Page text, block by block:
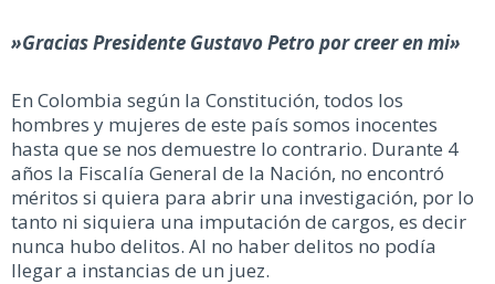
»Gracias Presidente Gustavo Petro por creer en mi»
En Colombia según la Constitución, todos los
hombres y mujeres de este país somos inocentes
hasta que se nos demuestre lo contrario. Durante 4
años la Fiscalía General de la Nación, no encontró
méritos si quiera para abrir una investigación, por lo
tanto ni siquiera una imputación de cargos, es decir
nunca hubo delitos. Al no haber delitos no podía
llegar a instancias de un juez.